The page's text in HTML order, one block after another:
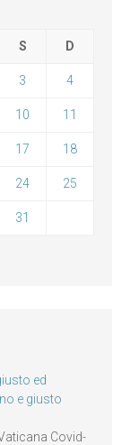
S D
3 4
10 11
17 18
24 25
31
ed
e giusto
Covid-